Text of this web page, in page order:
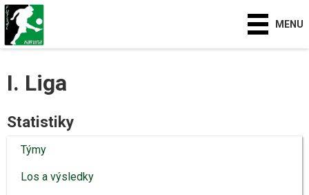
MENU
I. Liga
Statistiky
Týmy
Los a výsledky